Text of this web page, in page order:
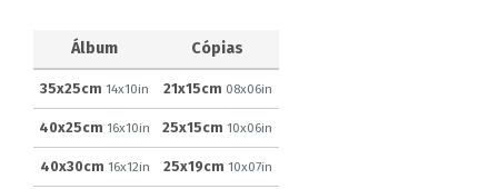
Álbum Cópias
35x25cm 14x10in 21x15cm 08x06in
40x25cm 16x10in 25x15cm 10x06in
40x30cm 16x12in 25x19cm 10x07in